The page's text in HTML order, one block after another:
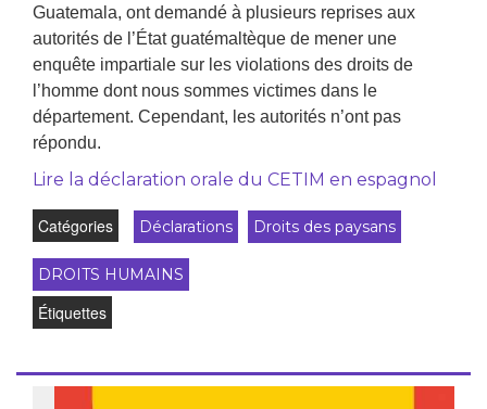
Guatemala, ont demandé à plusieurs reprises aux
autorités de l’État guatémaltèque de mener une
enquête impartiale sur les violations des droits de
l’homme dont nous sommes victimes dans le
département. Cependant, les autorités n’ont pas
répondu.
Lire la déclaration orale du CETIM en espagnol
Catégories Déclarations Droits des paysans
DROITS HUMAINS
Étiquettes